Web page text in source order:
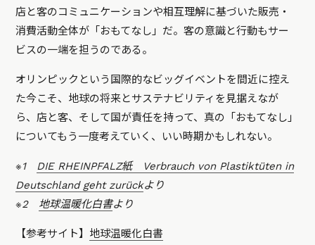
店と客のコミュニケーションや相互理解に基づいた販売・
消費活動全体が「おもてなし」だ。客の意識と行動もサー
ビスの一端を担うのである。
オリンピックという国際的なビッグイベントを間近に控え
た今こそ、地球の将来とサステナビリティを見据えなが
ら、店と客、そして国が責任を持って、真の「おもてなし」
についてもう一度考えていく、いい時期かもしれない。
※1 DIE RHEINPFALZ紙 Verbrauch von Plastiktüten in
Deutschland geht zurückより
※2 地球温暖化白書より
【参考サイト】 地球温暖化白書